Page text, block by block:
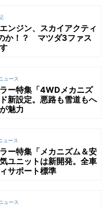
ンジン、スカイアクティ
か！？ マツダ3ファス
ュース
ー特集「4WDメカニズ
新設定。悪路も雪道もへ
魅力
ュース
ー特集「メカニズム＆安
ユニットは新開発。全車
サポート標準
ュース